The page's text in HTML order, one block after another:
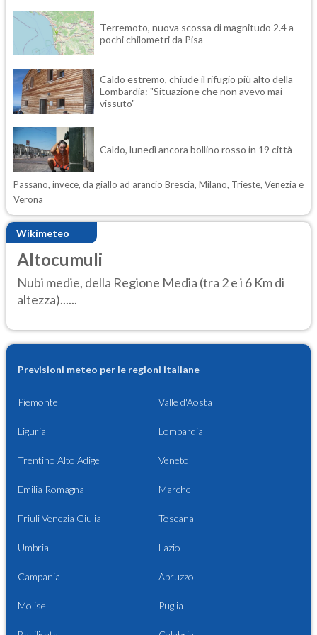
Terremoto, nuova scossa di magnitudo 2.4 a
pochi chilometri da Pisa
Caldo estremo, chiude il rifugio più alto della
Lombardia: "Situazione che non avevo mai
vissuto"
Caldo, lunedì ancora bollino rosso in 19 città
Passano, invece, da giallo ad arancio Brescia, Milano, Trieste, Venezia e
Verona
Wikimeteo
Altocumuli
Nubi medie, della Regione Media (tra 2 e i 6 Km di
altezza)......
Previsioni meteo per le regioni italiane
Piemonte Valle d'Aosta
Liguria Lombardia
Trentino Alto Adige Veneto
Emilia Romagna Marche
Friuli Venezia Giulia Toscana
Umbria Lazio
Campania Abruzzo
Molise Puglia